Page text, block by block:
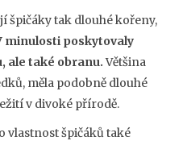
špičáky tak dlouhé kořeny,
minulosti poskytovaly
ale také obranu.Většina
měla podobně dlouhé
v divoké přírodě.
špičáků také